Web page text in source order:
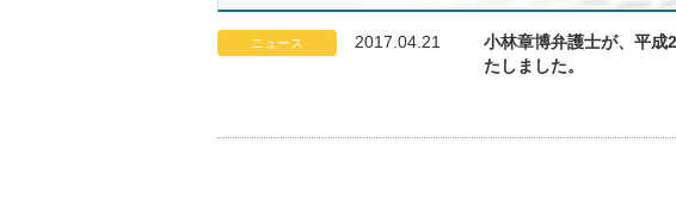
ニュース 2017.04.21
小林章博弁護士が、平成
たしました。